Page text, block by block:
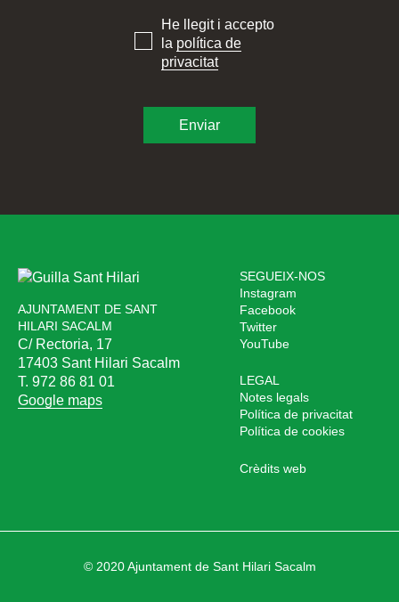
He llegit i accepto
la política de
privacitat
AJUNTAMENT DE SANT
HILARI SACALM
C/ Rectoria, 17
17403 Sant Hilari Sacalm
T. 972 86 81 01
Google maps
SEGUEIX-NOS
Instagram
Facebook
Twitter
YouTube
LEGAL
Notes legals
Política de privacitat
Política de cookies
Crèdits web
© 2020 Ajuntament de Sant Hilari Sacalm